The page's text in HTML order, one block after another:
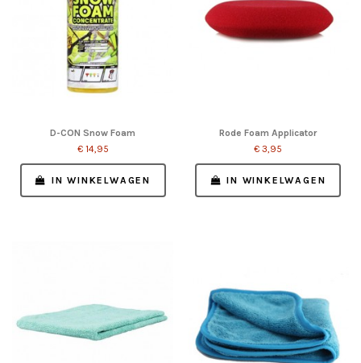
D-CON Snow Foam
€ 14,95
IN WINKELWAGEN
Rode Foam Applicator
€ 3,95
IN WINKELWAGEN